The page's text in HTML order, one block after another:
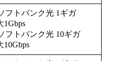
フトバンク光 1ギガ
1Gbps
フトバンク光 10ギガ
10Gbps